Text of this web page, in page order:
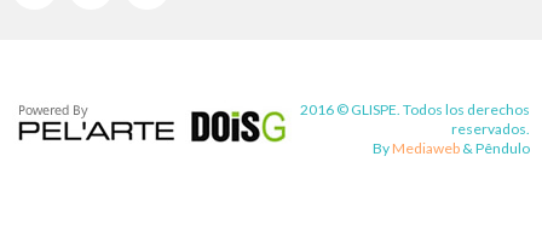
2016 © GLISPE. Todos los derechos
reservados.
By Mediaweb &Pêndulo